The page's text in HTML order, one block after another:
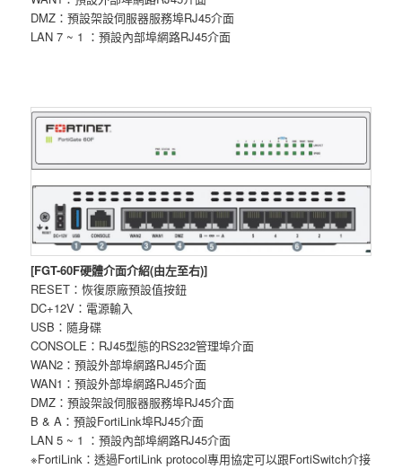
DMZ：預設架設伺服器服務埠RJ45介面
LAN 7 ~ 1 ：預設內部埠網路RJ45介面
[FGT-60F硬體介面介紹(由左至右)]
RESET：恢復原廠預設值按鈕
DC+12V：電源輸入
USB：隨身碟
CONSOLE：RJ45型態的RS232管理埠介面
WAN2：預設外部埠網路RJ45介面
WAN1：預設外部埠網路RJ45介面
DMZ：預設架設伺服器服務埠RJ45介面
B & A：預設FortiLink埠RJ45介面
LAN 5 ~ 1 ：預設內部埠網路RJ45介面
※FortiLink：透過FortiLink protocol專用協定可以跟FortiSwitch介接